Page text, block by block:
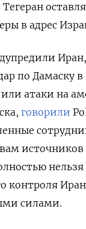
в адрес
по Дамаску в
атаки на
говорили
контроля
силами.